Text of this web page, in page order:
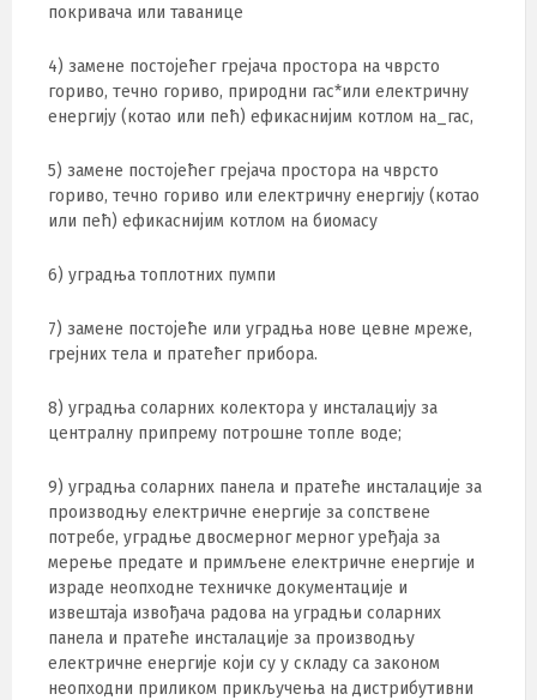
покривача или таванице
4) замене постојећег грејача простора на чврсто
гориво, течно гориво, природни гас*или електричну
енергију (котао или пећ) ефикаснијим котлом на_гас,
5) замене постојећег грејача простора на чврсто
гориво, течно гориво или електричну енергију (котао
или пећ) ефикаснијим котлом на биомасу
6) уградња топлотних пумпи
7) замене постојеће или уградња нове цевне мреже,
грејних тела и пратећег прибора.
8) уградња соларних колектора у инсталацију за
централну припрему потрошне топле воде;
9) уградња соларних панела и пратеће инсталације за
производњу електричне енергије за сопствене
потребе, уградње двосмерног мерног уређаја за
мерење предате и примљене електричне енергије и
израде неопходне техничке документације и
извештаја извођача радова на уградњи соларних
панела и пратеће инсталације за производњу
електричне енергије који су у складу са законом
неопходни приликом прикључења на дистрибутивни